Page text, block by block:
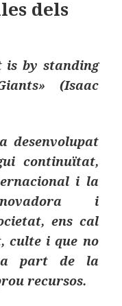
dels
by standing
(Isaac
desenvolupat
continuïtat,
i la
i
ens cal
culte i que no
part de la
recursos.